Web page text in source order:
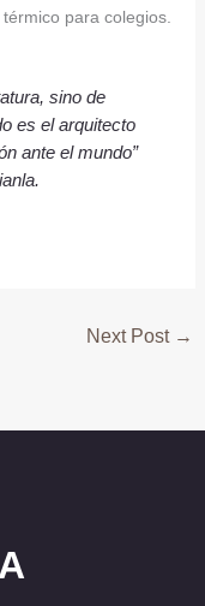
para colegios.
sino de
es el arquitecto
ante el mundo”
Next Post →